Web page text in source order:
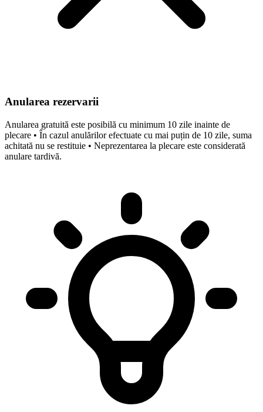
Anularea rezervarii
Anularea gratuită este posibilă cu minimum 10 zile inainte de
plecare • În cazul anulărilor efectuate cu mai puțin de 10 zile, suma
achitată nu se restituie • Neprezentarea la plecare este considerată
anulare tardivă.